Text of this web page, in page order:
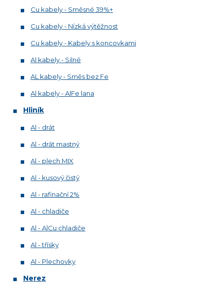
Cu kabely - Směsné 39%+
Cu kabely - Nízká výtěžnost
Cu kabely - Kabely s koncovkami
Al kabely - Silné
AL kabely - Směs bez Fe
Al kabely - AlFe lana
Hliník
Al - drát
Al - drát mastný
Al - plech MIX
Al - kusový čistý
Al - rafinační 2%
Al - chladiče
Al - AlCu chladiče
Al - třísky
Al - Plechovky
Nerez